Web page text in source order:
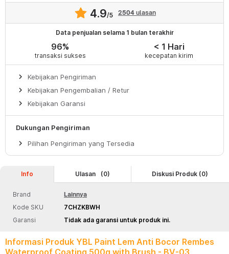
4.9/5 2504 ulasan
Data penjualan selama 1 bulan terakhir
96%
transaksi sukses
< 1 Hari
kecepatan kirim
keyboard_arrow_right Kebijakan Pengiriman
keyboard_arrow_right Kebijakan Pengembalian / Retur
keyboard_arrow_right Kebijakan Garansi
Dukungan Pengiriman
keyboard_arrow_right Pilihan Pengiriman yang Tersedia
Info Ulasan (0) Diskusi Produk (0)
Brand
Lainnya
Kode SKU
7CHZKBWH
Garansi
Tidak ada garansi untuk produk ini.
Informasi Produk YBL Paint Lem Anti Bocor Rembes
Waterproof Coating 500g with Brush - BV-03